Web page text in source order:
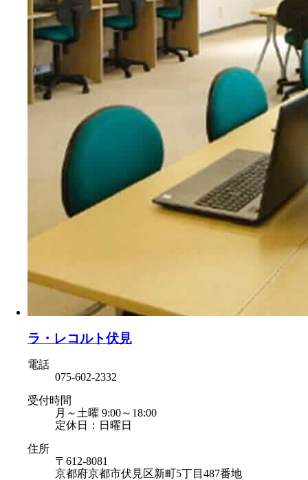
ラ・レコルト伏見
電話
075-602-2332
受付時間
月～土曜 9:00～18:00
定休日：日曜日
住所
〒612-8081
京都府京都市伏見区新町5丁目487番地